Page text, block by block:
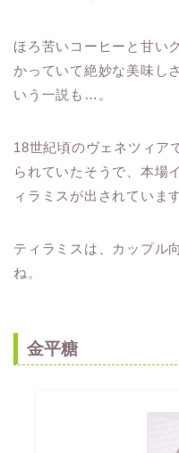
ほろ苦いコーヒーと甘い
かっていて絶妙な美味し
いう一説も…。
18世紀頃のヴェネツィア
られていたそうで、本場
ィラミスが出されています
ティラミスは、カップル
ね。
金平糖